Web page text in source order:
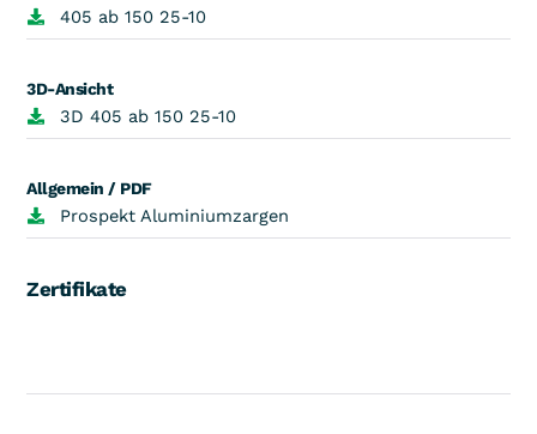
405 ab 150 25-10
3D-Ansicht
3D 405 ab 150 25-10
Allgemein / PDF
Prospekt Aluminiumzargen
Zertifikate